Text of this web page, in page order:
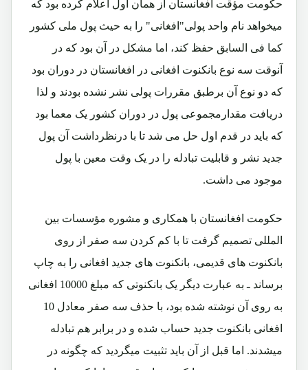
حکومت مؤقت افغانستان از همان اول اعلام کرده بود که
میخواهد نام واحد پولی"افغانی" را به حیث پول ملی کشور
کما فی السابق حفظ کند، اما مشکل در آن بود که در
آنوقت سه نوع بانکنوت افغانی در افغانستان در دوران بود
که دو نوع آن برطبق مقررات پولی نشر نشده بودند و لذا
دریافت مقدارمجموعی پول در دوران کشور یک معما بود
که باید در قدم اول حل می شد تا با درنظرداشت آن پول
جدید نشر و قابلیت تبادله را در یک وقت معین با پول
موجود می داشت.
حکومت افغانستان با همکاری و مشوره مؤسسات بین
المللی تصمیم گرفت تا با کم کردن سه صفر از روی
بانکنوت های قدیمی، بانکنوت های جدید افغانی را به چاپ
برساند ـ به عبارت دیگر یک بانکنوتی که مبلغ 10000 افغانی
به روی آن نوشته شده بود، با حذف سه صفر معادل 10
افغانی بانکنوت جدید حساب شده و در برابر هم تبادله
میشدند. اما قبل از آن باید تثبیت میگردید که چگونه در